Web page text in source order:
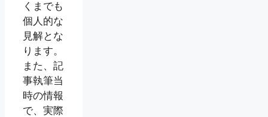
くまでも
個人的な
見解とな
ります。
また、記
事執筆当
時の情報
で、実際